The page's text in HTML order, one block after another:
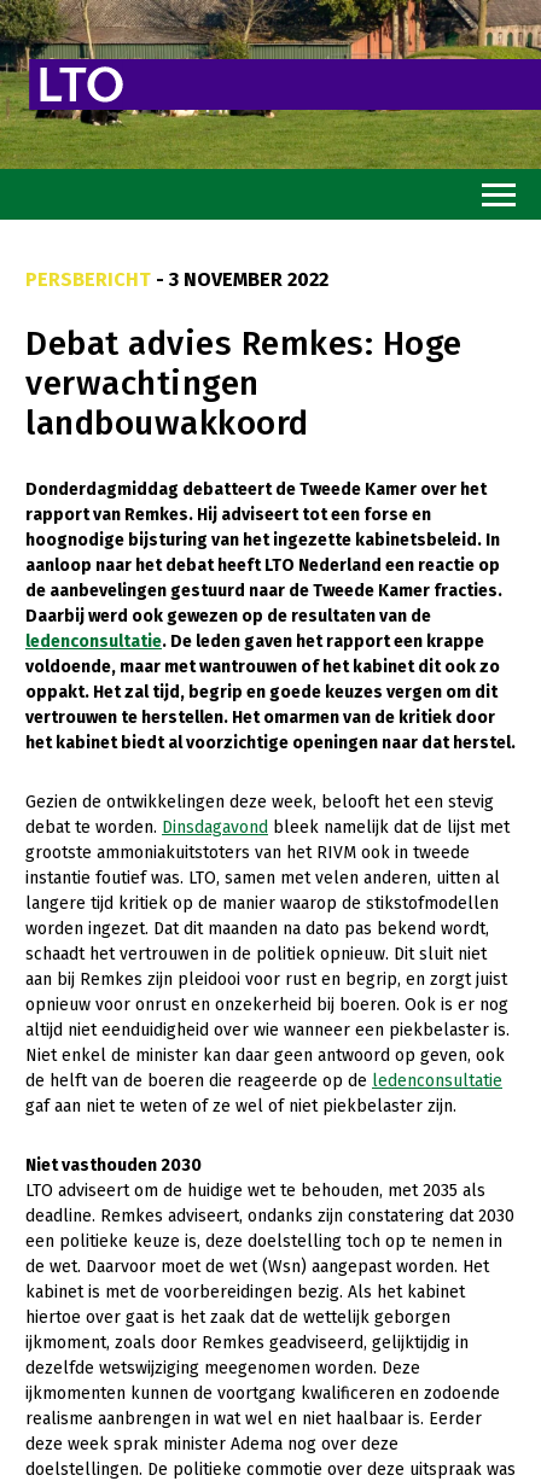
Goed eten
Mooi groen
Sterk ondernemerschap
Transitiepaden
Thema’s
Gezonde planten
Gezonde dieren
Natuur, klimaat en energie
Bodem en water
Mens, ondernemerschap en onderwijs
Internationaal
Sectoren
Dier
Biologische Landbouw
Geitenhouderij
Kalverhouderij
Konijnenhouderij
Melkveehouderij
Paardenhouderij
Pluimveehouderij
Schapenhouderij
Varkenshouderij
Vleesveehouderij
Plant
Akkerbouw
Biologische Landbouw
Bollenteelt
Bomen, vaste planten en zomerbloemen
Fruitteelt
Glastuinbouw
Paddenstoelen
Vollegrondsgroente
Multifunctionele landbouw
Multifunctioneel
Vrouw en Bedrijf
Onderwerpen
Nieuwsabonnement
Webinars
Over LTO
LTO Nederland
Mensen
Bestuur en Directie
Medewerkers
Jaarverslag 2023
Vacatures
PERSBERICHT - 3 NOVEMBER 2022
Debat advies Remkes: Hoge
verwachtingen
landbouwakkoord
Donderdagmiddag debatteert de Tweede Kamer over het
rapport van Remkes. Hij adviseert tot een forse en
hoognodige bijsturing van het ingezette kabinetsbeleid. In
aanloop naar het debat heeft LTO Nederland een reactie op
de aanbevelingen gestuurd naar de Tweede Kamer fracties.
Daarbij werd ook gewezen op de resultaten van de
ledenconsultatie. De leden gaven het rapport een krappe
voldoende, maar met wantrouwen of het kabinet dit ook zo
oppakt. Het zal tijd, begrip en goede keuzes vergen om dit
vertrouwen te herstellen. Het omarmen van de kritiek door
het kabinet biedt al voorzichtige openingen naar dat herstel.
Gezien de ontwikkelingen deze week, belooft het een stevig
debat te worden. Dinsdagavond bleek namelijk dat de lijst met
grootste ammoniakuitstoters van het RIVM ook in tweede
instantie foutief was. LTO, samen met velen anderen, uitten al
langere tijd kritiek op de manier waarop de stikstofmodellen
worden ingezet. Dat dit maanden na dato pas bekend wordt,
schaadt het vertrouwen in de politiek opnieuw. Dit sluit niet
aan bij Remkes zijn pleidooi voor rust en begrip, en zorgt juist
opnieuw voor onrust en onzekerheid bij boeren. Ook is er nog
altijd niet eenduidigheid over wie wanneer een piekbelaster is.
Niet enkel de minister kan daar geen antwoord op geven, ook
de helft van de boeren die reageerde op de ledenconsultatie
gaf aan niet te weten of ze wel of niet piekbelaster zijn.
Niet vasthouden 2030
LTO adviseert om de huidige wet te behouden, met 2035 als
deadline. Remkes adviseert, ondanks zijn constatering dat 2030
een politieke keuze is, deze doelstelling toch op te nemen in
de wet. Daarvoor moet de wet (Wsn) aangepast worden. Het
kabinet is met de voorbereidingen bezig. Als het kabinet
hiertoe over gaat is het zaak dat de wettelijk geborgen
ijkmoment, zoals door Remkes geadviseerd, gelijktijdig in
dezelfde wetswijziging meegenomen worden. Deze
ijkmomenten kunnen de voortgang kwalificeren en zodoende
realisme aanbrengen in wat wel en niet haalbaar is. Eerder
deze week sprak minister Adema nog over deze
doelstellingen. De politieke commotie over deze uitspraak was